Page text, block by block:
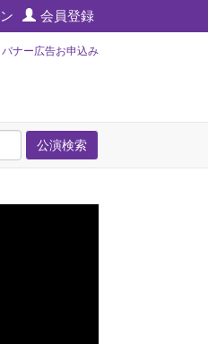
会員登録
バナー広告お申込み
公演検索